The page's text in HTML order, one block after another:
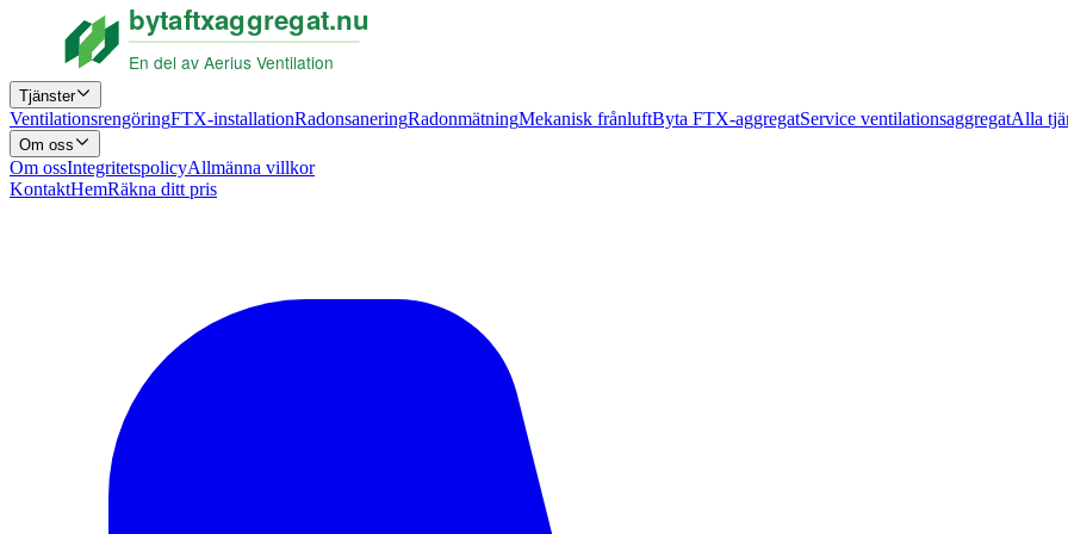
Tjänster
VentilationsrengöringFTX-installationRadonsaneringRadonmätningMekanisk frånluftByta FTX-aggregatService ventilationsaggregatAlla
Om oss
Om ossIntegritetspolicyAllmänna villkor
KontaktHemRäkna ditt pris